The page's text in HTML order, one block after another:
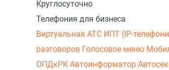
Круглосуточно
Телефония для бизнеса
Виртуальная АТС ИПТ (IP-
разговоров Голосовое меню
ОПДкРК Автоинформатор